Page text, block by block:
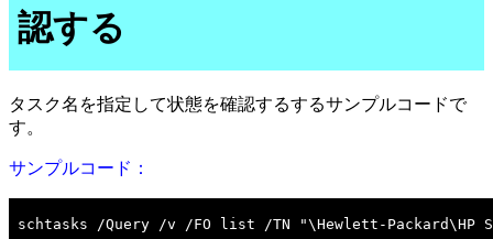
認する
タスク名を指定して状態を確認するするサンプルコードで
す。
サンプルコード：